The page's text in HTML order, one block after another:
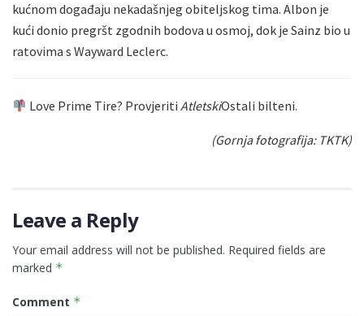
kućnom događaju nekadašnjeg obiteljskog tima. Albon je
kući donio pregršt zgodnih bodova u osmoj, dok je Sainz bio u
ratovima s Wayward Leclerc.
Love Prime Tire? ProvjeritiAtletskiOstali bilteni.
(Gornja fotografija: TKTK)
Leave a Reply
Your email address will not be published. Required fields are
marked *
Comment *